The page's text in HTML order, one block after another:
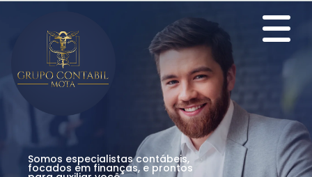
Somos especialistas contábeis,
focados em finanças, e prontos